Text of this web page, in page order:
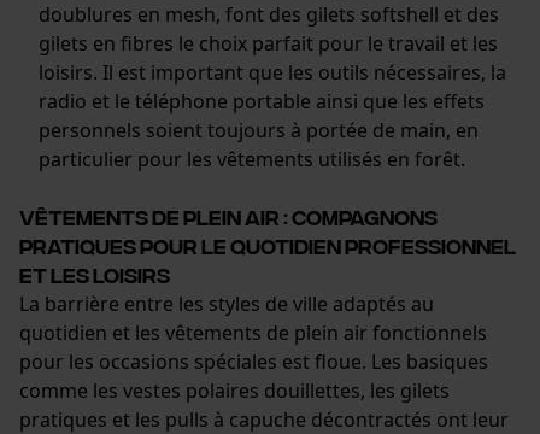
doublures en mesh, font des gilets softshell et des
gilets en fibres le choix parfait pour le travail et les
loisirs. Il est important que les outils nécessaires, la
radio et le téléphone portable ainsi que les effets
personnels soient toujours à portée de main, en
particulier pour les vêtements utilisés en forêt.
Vêtements de plein air : compagnons
pratiques pour le quotidien professionnel
et les loisirs
La barrière entre les styles de ville adaptés au
quotidien et les vêtements de plein air fonctionnels
pour les occasions spéciales est floue. Les basiques
comme les vestes polaires douillettes, les gilets
pratiques et les pulls à capuche décontractés ont leur
Vidéos YouTube
Google Maps
Prise de contact par chat
Google Global Site Tag
Microsoft Advertising Universal
Event Tracking
Survicate